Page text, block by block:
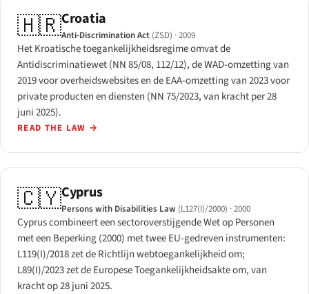
🇭🇷Croatia
Anti-Discrimination Act (ZSD) · 2009
Het Kroatische toegankelijkheidsregime omvat de
Antidiscriminatiewet (NN 85/08, 112/12), de WAD-omzetting van
2019 voor overheidswebsites en de EAA-omzetting van 2023 voor
private producten en diensten (NN 75/2023, van kracht per 28
juni 2025).
READ THE LAW →
🇨🇾Cyprus
Persons with Disabilities Law (L127(I)/2000) · 2000
Cyprus combineert een sectoroverstijgende Wet op Personen
met een Beperking (2000) met twee EU-gedreven instrumenten:
L119(I)/2018 zet de Richtlijn webtoegankelijkheid om;
L89(I)/2023 zet de Europese Toegankelijkheidsakte om, van
kracht op 28 juni 2025.